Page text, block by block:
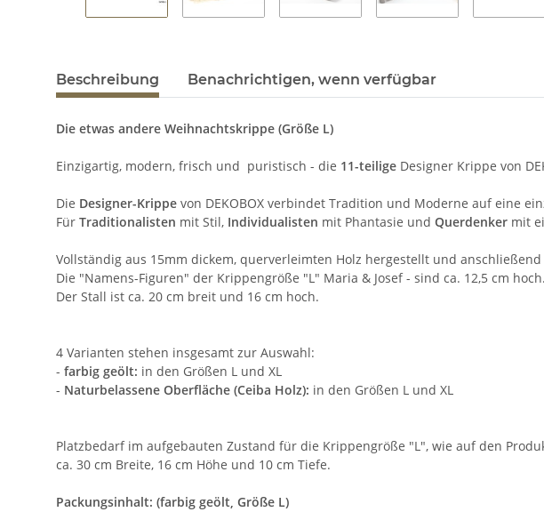
Beschreibung Benachrichtigen, wenn verfügbar
Die etwas andere Weihnachtskrippe (Größe L)
Einzigartig, modern, frisch und puristisch - die 11-teilige Designer Krippe von
Die Designer-Krippe von DEKOBOX verbindet Tradition und Moderne auf eine
Für Traditionalisten mit Stil, Individualisten mit Phantasie und Querdenker mit
Vollständig aus 15mm dickem, querverleimten Holz hergestellt und
Die "Namens-Figuren" der Krippengröße "L" Maria & Josef - sind ca. 12,5 cm hoch.
Der Stall ist ca. 20 cm breit und 16 cm hoch.
4 Varianten stehen insgesamt zur Auswahl:
- farbig geölt: in den Größen L und XL
- Naturbelassene Oberfläche (Ceiba Holz): in den Größen L und XL
Platzbedarf im aufgebauten Zustand für die Krippengröße "L", wie auf den
ca. 30 cm Breite, 16 cm Höhe und 10 cm Tiefe.
Packungsinhalt: (farbig geölt, Größe L)